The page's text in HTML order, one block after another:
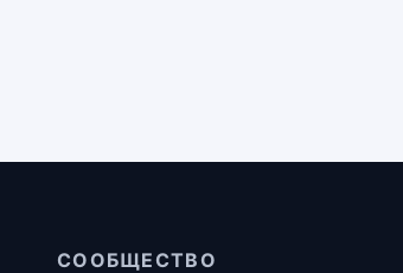
СООБЩЕСТВО